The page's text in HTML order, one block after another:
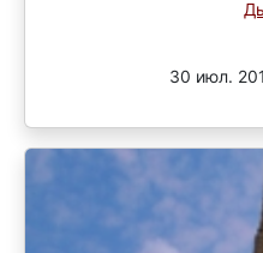
30 июл.